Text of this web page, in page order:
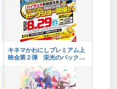
キネマかわにしプレミアム上
映会第２弾 栄光のバックホ